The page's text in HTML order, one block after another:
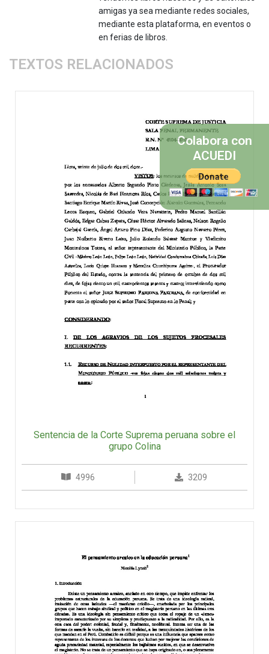
amigas ya sea mediante redes sociales,
mediante esta plataforma, en eventos o
en ferias de libros.
TEXTOS RELACIONADOS
Sentencia de la Corte Suprema peruana sobre el
grupo Colina
4996 3209
Colabora con
ACUEDI